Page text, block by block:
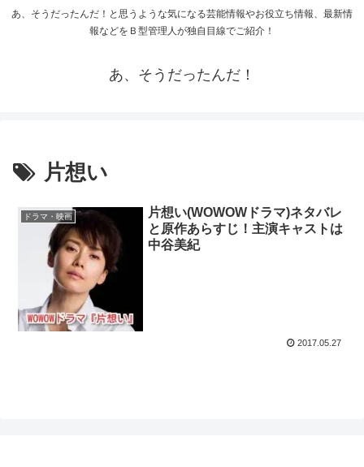
あ、そうだったんだ！と思うような気になる芸能情報やお役立ち情報、最新情
報などをＢ型管理人が独自目線でご紹介！
あ、そうだったんだ！
片想い
ドラマ・映画
片想い(WOWOWドラマ)ネタバレ
と原作あらすじ！主演キャストは
中谷美紀
2017.05.27